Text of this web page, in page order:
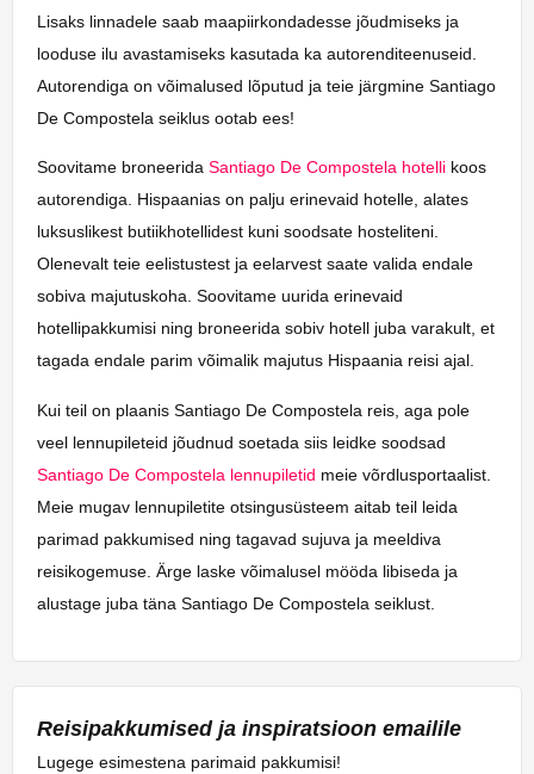
Lisaks linnadele saab maapiirkondadesse jõudmiseks ja
looduse ilu avastamiseks kasutada ka autorenditeenuseid.
Autorendiga on võimalused lõputud ja teie järgmine Santiago
De Compostela seiklus ootab ees!
Soovitame broneerida Santiago De Compostela hotelli koos
autorendiga. Hispaanias on palju erinevaid hotelle, alates
luksuslikest butiikhotellidest kuni soodsate hosteliteni.
Olenevalt teie eelistustest ja eelarvest saate valida endale
sobiva majutuskoha. Soovitame uurida erinevaid
hotellipakkumisi ning broneerida sobiv hotell juba varakult, et
tagada endale parim võimalik majutus Hispaania reisi ajal.
Kui teil on plaanis Santiago De Compostela reis, aga pole
veel lennupileteid jõudnud soetada siis leidke soodsad
Santiago De Compostela lennupiletid meie võrdlusportaalist.
Meie mugav lennupiletite otsingusüsteem aitab teil leida
parimad pakkumised ning tagavad sujuva ja meeldiva
reisikogemuse. Ärge laske võimalusel mööda libiseda ja
alustage juba täna Santiago De Compostela seiklust.
Reisipakkumised ja inspiratsioon emailile
Lugege esimestena parimaid pakkumisi!